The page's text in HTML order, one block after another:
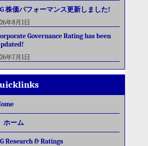
株価パフォーマンス更新しました!
年8月1日
Governance Rating has been
年7月1日
ホーム
Research & Ratings